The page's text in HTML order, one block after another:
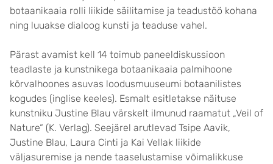
botaanikaaia rolli liikide säilitamise ja teadustöö kohana
ning luuakse dialoog kunsti ja teaduse vahel.
Pärast avamist kell 14 toimub paneeldiskussioon
teadlaste ja kunstnikega botaanikaaia palmihoone
kõrvalhoones asuvas loodusmuuseumi botaanilistes
kogudes (inglise keeles). Esmalt esitletakse näituse
kunstniku Justine Blau värskelt ilmunud raamatut „Veil of
Nature“ (K. Verlag). Seejärel arutlevad Tsipe Aavik,
Justine Blau, Laura Cinti ja Kai Vellak liikide
väljasuremise ja nende taaselustamise võimalikkuse